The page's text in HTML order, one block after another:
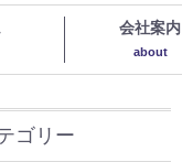
会社案内
about
ゴリー